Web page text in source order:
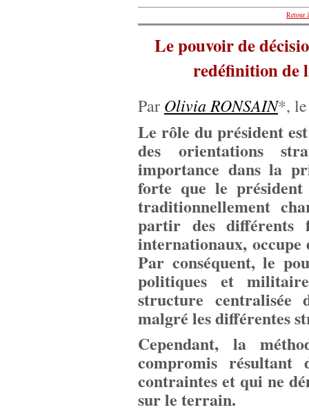
Retour
Le pouvoir de
redéfinition de
Par Olivia RONSAIN*,
Le rôle du président
des orientations
importance dans la
forte que le
traditionnellement
partir des différents
internationaux, occupe
Par conséquent, le
politiques et
structure centralisée
malgré les différentes
Cependant, la
compromis résultant
contraintes et qui ne
sur le terrain.